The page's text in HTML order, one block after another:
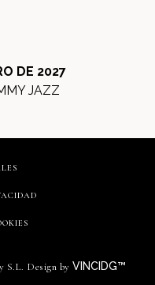
DE 2027
JAZZ
S.L. Design by VINCIDG™